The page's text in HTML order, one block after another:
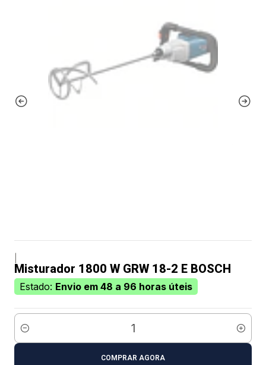
Misturador 1800 W GRW 18-2 E BOSCH
Estado: Envio em 48 a 96 horas úteis
Quantidade
COMPRAR AGORA